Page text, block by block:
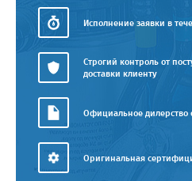
Исполнение заявки в
Строгий контроль от
доставки клиенту
Официальное
Оригинальная